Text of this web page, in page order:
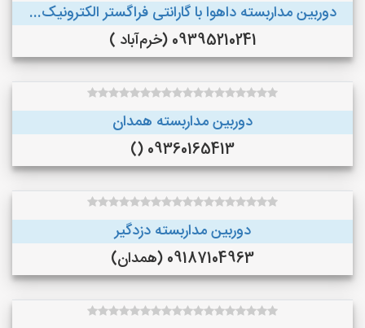
دوربین مداربسته داهوا با گارانتی فراگستر الکترونیک...
09395210241 (خرم‌آباد )
دوربین مداربسته همدان
09360165413 ()
دوربین مداربسته دزدگیر
09187104963 (همدان)